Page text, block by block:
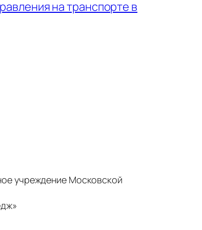
на транспорте в
учреждение Московской